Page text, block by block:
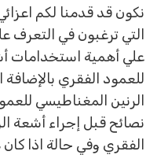
نكون قد قدمنا لكم اعزائي
التي ترغبون في التعرف
علي أهمية استخدامات
للعمود الفقري بالإضافة
الرنين المغناطيسي
نصائح قبل إجراء أشعة
الفقري وفي حالة اذا كان